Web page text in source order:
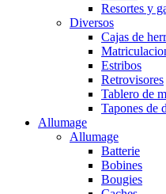
Resortes y
Diversos
Cajas de
Estribos
Retrovisores
Tablero de
Tapones de
Allumage
Allumage
Batterie
Bobines
Bougies